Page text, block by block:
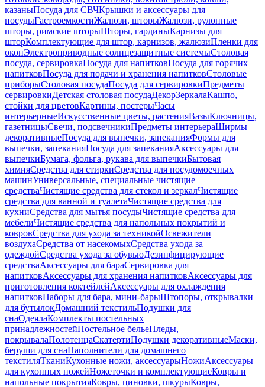
казаныПосуда для СВЧКрышки и аксессуары для
посудыГастроемкостиЖалюзи, шторыЖалюзи, рулонные
шторы, римские шторыШторы, гардиныКарнизы для
шторКомплектующие для штор, карнизов, жалюзиПленки для
оконЭлектроприводные солнцезащитные системыСтоловая
посуда, сервировкаПосуда для напитковПосуда для горячих
напитковПосуда для подачи и хранения напитковСтоловые
приборыСтоловая посудаПосуда для сервировкиПредметы
сервировкиДетская столовая посудаДекорЗеркалаКашпо,
стойки для цветовКартины, постерыЧасы
интерьерныеИскусственные цветы, растенияВазыКлючницы,
газетницыСвечи, подсвечникиПредметы интерьераШирмы
декоративныеПосуда для выпечки, запеканияФормы для
выпечки, запеканияПосуда для запеканияАксессуары для
выпечкиБумага, фольга, рукава для выпечкиБытовая
химияСредства для стиркиСредства для посудомоечных
машинУниверсальные, специальные чистящие
средстваЧистящие средства для стекол и зеркалЧистящие
средства для ванной и туалетаЧистящие средства для
кухниСредства для мытья посудыЧистящие средства для
мебелиЧистящие средства для напольных покрытий и
ковровСредства для ухода за техникойОсвежители
воздухаСредства от насекомыхСредства ухода за
одеждойСредства ухода за обувьюДезинфицирующие
средстваАксессуары для бараСервировка для
напитковАксессуары для хранения напитковАксессуары для
приготовления коктейлейАксессуары для охлаждения
напитковНаборы для бара, мини-барыШтопоры, открывалки
для бутылокДомашний текстильПодушки для
снаОдеялаКомплекты постельных
принадлежностейПостельное бельеПледы,
покрывалаПолотенцаСкатертиПодушки декоративныеМаски,
беруши для снаНаполнители для домашнего
текстиляТканиКухонные ножи, аксессуарыНожиАксессуары
для кухонных ножейНожеточки и комплектующиеКовры и
напольные покрытияКовры, циновки, шкурыКовры,